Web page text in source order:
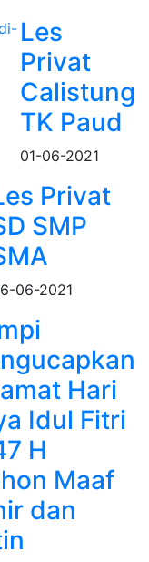
Les
Privat
Calistung
TK Paud
01-06-2021
Privat
SMP
06-2021
Hari
Idul Fitri
H
Maaf
dan